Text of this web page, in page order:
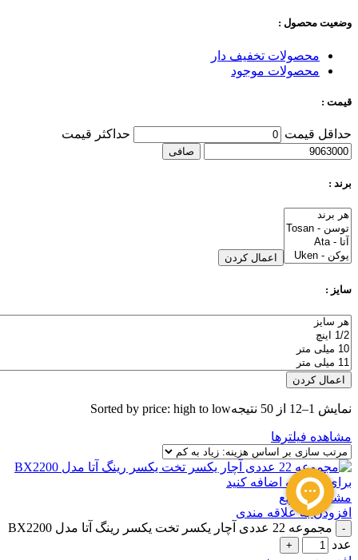
وضعیت محصول :
محصولات تخفیف دار
محصولات موجود
قیمت :
حداقل قیمت حداكثر قيمت
صافی
برند :
اعمال کردن
سایز :
اعمال کردن
نمایش 1–12 از 50 نتیجه Sorted by price: high to low
مشاهده فیلترها
برای مقایسه اضافه کنید
مشاهده سریع
افزودن به علاقه مندی
مجموعه 22 عددی آچار یکسر تخت یکسر رینگ آتا مدل BX2200
عدد